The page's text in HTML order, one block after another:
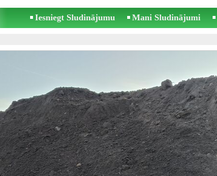
Iesniegt Sludinājumu Mani Sludinājumi